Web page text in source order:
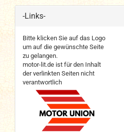
-Links-
Bitte klicken Sie auf das Logo
um auf die gewünschte Seite
zu gelangen.
motor-lit.de ist für den Inhalt
der verlinkten Seiten nicht
verantwortlich